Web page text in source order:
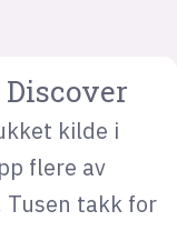
Discover
kilde i
flere av
Tusen takk for